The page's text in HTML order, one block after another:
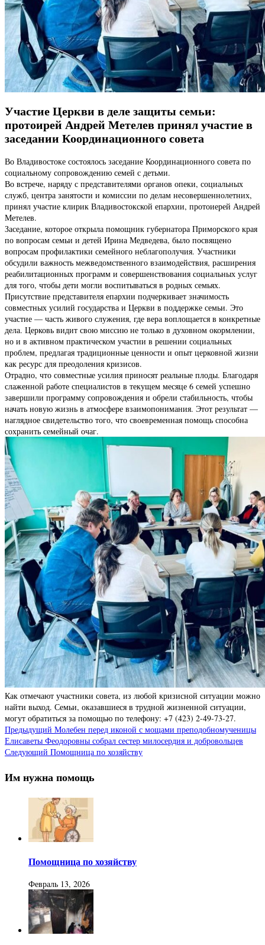
Участие Церкви в деле защиты семьи:
протоирей Андрей Метелев принял участие в
заседании Координационного совета
Во Владивостоке состоялось заседание Координационного совета по
социальному сопровождению семей с детьми.
Во встрече, наряду с представителями органов опеки, социальных
служб, центра занятости и комиссии по делам несовершеннолетних,
принял участие клирик Владивостокской епархии, протоиерей Андрей
Метелев.
Заседание, которое открыла помощник губернатора Приморского края
по вопросам семьи и детей Ирина Медведева, было посвящено
вопросам профилактики семейного неблагополучия. Участники
обсудили важность межведомственного взаимодействия, расширения
реабилитационных программ и совершенствования социальных услуг
для того, чтобы дети могли воспитываться в родных семьях.
Присутствие представителя епархии подчеркивает значимость
совместных усилий государства и Церкви в поддержке семьи. Это
участие — часть живого служения, где вера воплощается в конкретные
дела. Церковь видит свою миссию не только в духовном окормлении,
но и в активном практическом участии в решении социальных
проблем, предлагая традиционные ценности и опыт церковной жизни
как ресурс для преодоления кризисов.
Отрадно, что совместные усилия приносят реальные плоды. Благодаря
слаженной работе специалистов в текущем месяце 6 семей успешно
завершили программу сопровождения и обрели стабильность, чтобы
начать новую жизнь в атмосфере взаимопонимания. Этот результат —
наглядное свидетельство того, что своевременная помощь способна
сохранить семейный очаг.
Как отмечают участники совета, из любой кризисной ситуации можно
найти выход. Семьи, оказавшиеся в трудной жизненной ситуации,
могут обратиться за помощью по телефону: +7 (423) 2-49-73-27.
Предыдущий Молебен перед иконой с мощами преподобномученицы
Елисаветы Феодоровны собрал сестер милосердия и добровольцев
Следующий Помощница по хозяйству
Им нужна помощь
Помощница по хозяйству
Февраль 13, 2026